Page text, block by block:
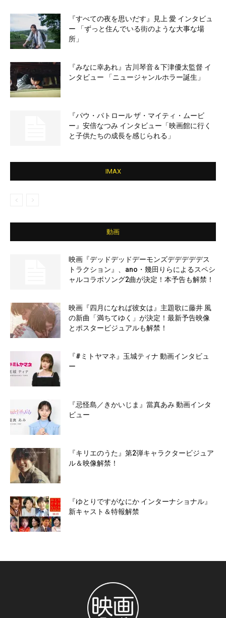
『すべての夜を思いだす』見上 愛 インタビュ
ー 「ずっと住んでいる街のような大事な場
所」
『みなに幸あれ』古川琴音＆下津優太監督 イ
ンタビュー 「ニュージャンルホラー誕生」
『パウ・パトロール ザ・マイティ・ムービ
ー』安倍なつみ インタビュー「映画館に行く
と子供たちの成長を感じられる」
IMAX
動画
映画『デッドデッドデーモンズデデデデデス
トラクション』、ano・幾田りらによるスペシ
ャルコラボソング2曲が決定！本予告も解禁！
映画『四月になれば彼女は』主題歌に藤井 風
の新曲「満ちてゆく」が決定！最新予告映像
とポスタービジュアルも解禁！
『#ミトヤマネ』玉城ティナ 動画インタビュ
ー
『忌怪島／きかいじま』當真あみ 動画インタ
ビュー
『キリエのうた』第2弾キャラクタービジュア
ル＆映像解禁！
『ゆとりですがなにか インターナショナル』
新キャスト＆特報解禁